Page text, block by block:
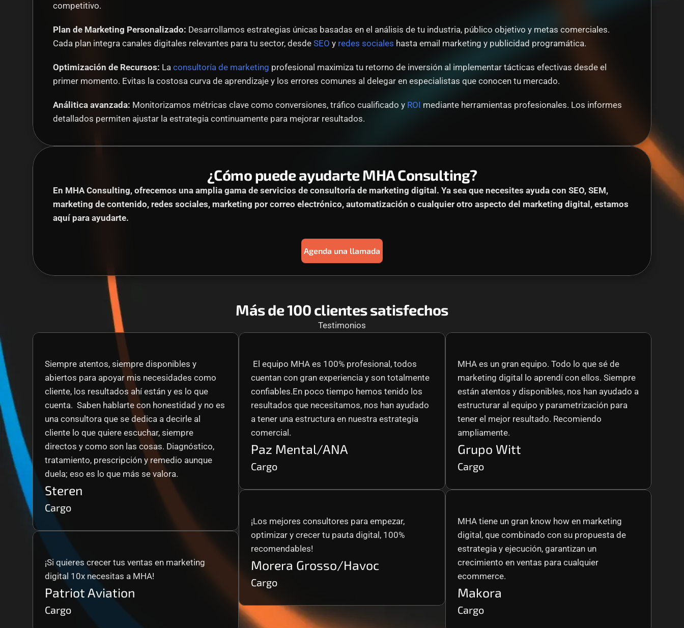
competitivo.
Plan de Marketing Personalizado: Desarrollamos estrategias únicas basadas en el análisis de tu industria, público objetivo y metas comerciales.
Cada plan integra canales digitales relevantes para tu sector, desde SEO y redes sociales hasta email marketing y publicidad programática.
Optimización de Recursos: La consultoría de marketing profesional maximiza tu retorno de inversión al implementar tácticas efectivas desde el
primer momento. Evitas la costosa curva de aprendizaje y los errores comunes al delegar en especialistas que conocen tu mercado.
Análitica avanzada: Monitorizamos métricas clave como conversiones, tráfico cualificado y ROI mediante herramientas profesionales. Los informes
detallados permiten ajustar la estrategia continuamente para mejorar resultados.
¿Cómo puede ayudarte MHA Consulting?
En MHA Consulting, ofrecemos una amplia gama de servicios de consultoría de marketing digital. Ya sea que necesites ayuda con SEO, SEM,
marketing de contenido, redes sociales, marketing por correo electrónico, automatización o cualquier otro aspecto del marketing digital, estamos
aquí para ayudarte.
Agenda una llamada
Más de 100 clientes satisfechos
Testimonios
Siempre atentos, siempre disponibles y
abiertos para apoyar mis necesidades como
cliente, los resultados ahí están y es lo que
cuenta.  Saben hablarte con honestidad y no es
una consultora que se dedica a decirle al
cliente lo que quiere escuchar, siempre
directos y como son las cosas. Diagnóstico,
tratamiento, prescripción y remedio aunque
duela; eso es lo que más se valora.
Steren
Cargo
¡Si quieres crecer tus ventas en marketing
digital 10x necesitas a MHA!
Patriot Aviation
Cargo
cuentan con gran experiencia y son totalmente
confiables.En poco tiempo hemos tenido los
resultados que necesitamos, nos han ayudado
a tener una estructura en nuestra estrategia
comercial.
Paz Mental/ANA
Cargo
¡Los mejores consultores para empezar,
optimizar y crecer tu pauta digital, 100%
recomendables!
Morera Grosso/Havoc
Cargo
MHA es un gran equipo. Todo lo que sé de
marketing digital lo aprendí con ellos. Siempre
están atentos y disponibles, nos han ayudado a
estructurar al equipo y parametrización para
tener el mejor resultado. Recomiendo
ampliamente.
Grupo Witt
Cargo
MHA tiene un gran know how en marketing
digital, que combinado con su propuesta de
estrategia y ejecución, garantizan un
crecimiento en ventas para cualquier
ecommerce.
Makora
Cargo